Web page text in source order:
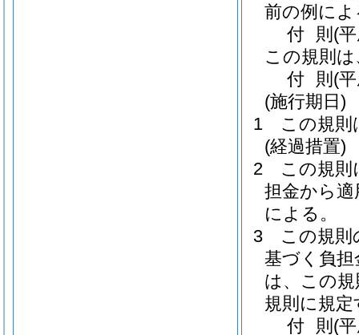
前の例によ
付 則 (
この規則
付 則 (
(施行期日)
1
この規則
(経過措置)
2
この規則
担金から
による。
3
この規則
基づく負
は、この
規則に規
付 則 (